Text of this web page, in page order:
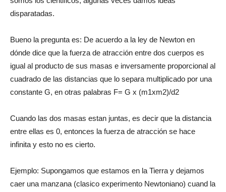
disparatadas.
Bueno la pregunta es: De acuerdo a la ley de Newton en
dónde dice que la fuerza de atracción entre dos cuerpos es
igual al producto de sus masas e inversamente proporcional al
cuadrado de las distancias que lo separa multiplicado por una
constante G, en otras palabras F= G x (m1xm2)/d2
Cuando las dos masas estan juntas, es decir que la distancia
entre ellas es 0, entonces la fuerza de atracción se hace
infinita y esto no es cierto.
Ejemplo: Supongamos que estamos en la Tierra y dejamos
caer una manzana (clasico experimento Newtoniano) cuand la